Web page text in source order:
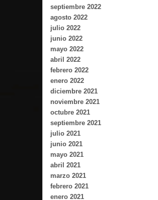
septiembre 2022
agosto 2022
julio 2022
junio 2022
mayo 2022
abril 2022
febrero 2022
enero 2022
diciembre 2021
noviembre 2021
octubre 2021
septiembre 2021
julio 2021
junio 2021
mayo 2021
abril 2021
marzo 2021
febrero 2021
enero 2021